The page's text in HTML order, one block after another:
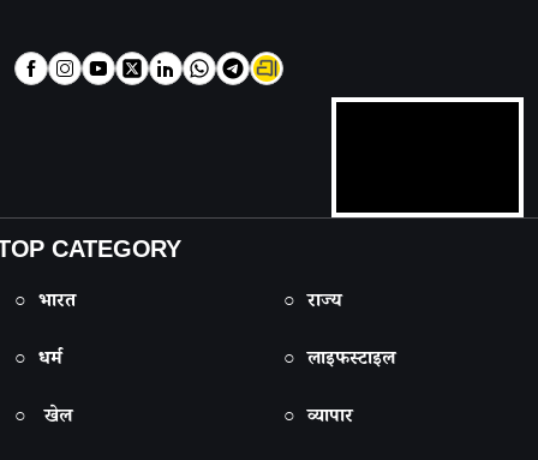
CATEGORY
○ भारत
○ राज्य
○ धर्म
○ लाइफस्टाइल
○ खेल
○ व्यापार